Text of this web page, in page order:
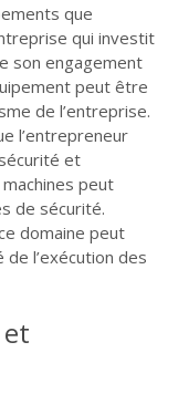
que
qui investit
son engagement
peut être
de l’entreprise.
l’entrepreneur
et
peut
de sécurité.
domaine peut
l’exécution des